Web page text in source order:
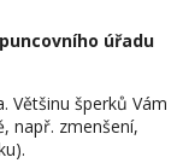
úřadu
Většinu šperků Vám
např. zmenšení,